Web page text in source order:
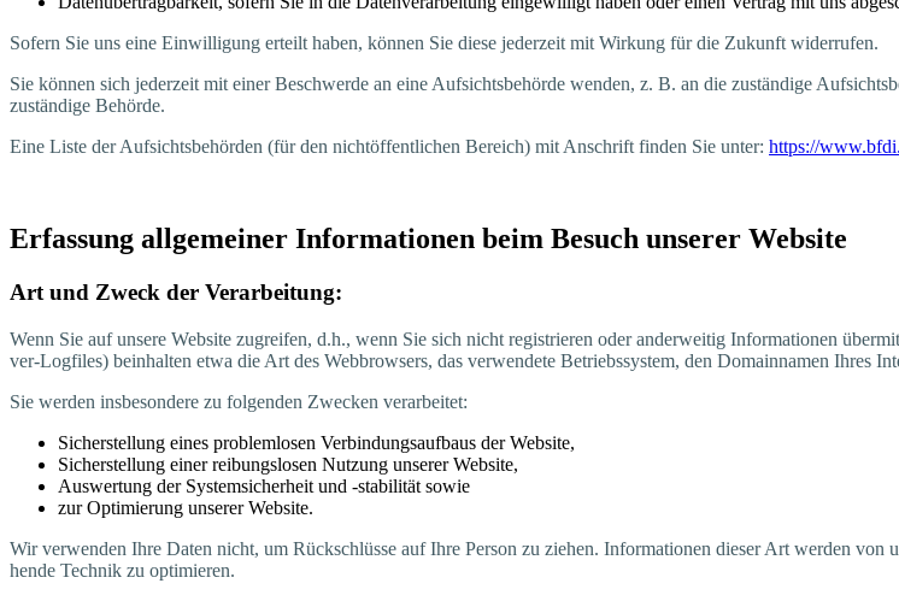
Sofern Sie uns eine Ein­wil­li­gung erteilt haben, kön­nen Sie die­se jeder­zeit mit Wir­kung für die Zukunft widerrufen.
Sie kön­nen sich jeder­zeit mit einer Beschwer­de an eine Auf­sichts­be­hör­de wen­den, z. B. an die zustän­di­ge
zustän­di­ge Behörde.
Eine Lis­te der Auf­sichts­be­hör­den (für den nicht­öf­fent­li­chen Bereich) mit Anschrift fin­den Sie unter: https://
Erfas­sung all­ge­mei­ner Infor­ma­tio­nen beim Besuch unse­rer Website
Art und Zweck der Verarbeitung:
Wenn Sie auf unse­re Web­site zugrei­fen, d.h., wenn Sie sich nicht regis­trie­ren oder ander­wei­tig Infor­ma­tio­nen
ver-Log­files) beinhal­ten etwa die Art des Web­brow­sers, das ver­wen­de­te Betriebs­sys­tem, den Domain­na­men Ihres
Sie wer­den ins­be­son­de­re zu fol­gen­den Zwe­cken verarbeitet:
Sicher­stel­lung eines pro­blem­lo­sen Ver­bin­dungs­auf­baus der Website,
Sicher­stel­lung einer rei­bungs­lo­sen Nut­zung unse­rer Website,
Aus­wer­tung der Sys­tem­si­cher­heit und -sta­bi­li­tät sowie
zur Opti­mie­rung unse­rer Website.
Wir ver­wen­den Ihre Daten nicht, um Rück­schlüs­se auf Ihre Per­son zu zie­hen. Infor­ma­tio­nen die­ser Art wer­den
hen­de Tech­nik zu optimieren.